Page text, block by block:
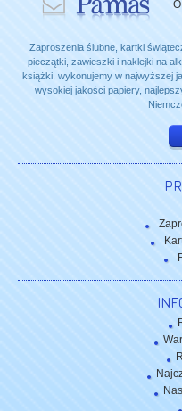
Zaproszenia ślubne, kartki
pieczątki, zawieszki i naklejki na
książki, wykonujemy w najwyższej
wysokiej jakości papiery,